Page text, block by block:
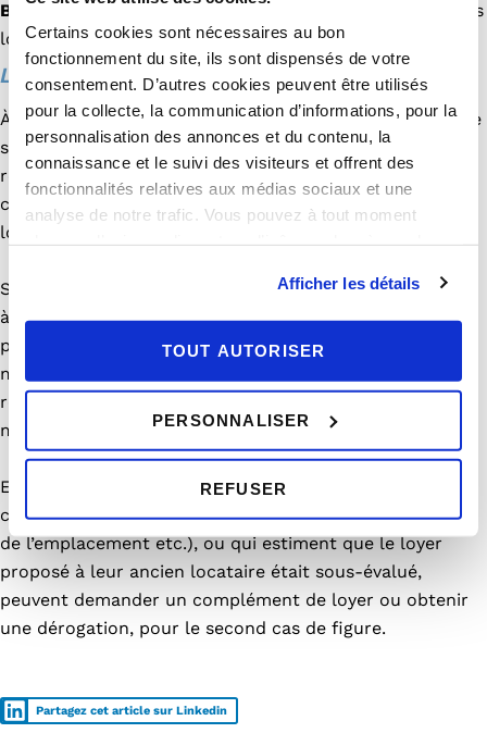
Certains cookies sont nécessaires au bon
fonctionnement du site, ils sont dispensés de votre
consentement. D’autres cookies peuvent être utilisés
pour la collecte, la communication d’informations, pour la
personnalisation des annonces et du contenu, la
connaissance et le suivi des visiteurs et offrent des
fonctionnalités relatives aux médias sociaux et une
analyse de notre trafic. Vous pouvez à tout moment
Afficher les détails
TOUT AUTORISER
PERSONNALISER
REFUSER
Bon à savoir: le plafonnement concerne le montant des
loyers hors charges.
Les cas qui peuvent échapper au dispositif
À contrario, les logements situés dans des résidences de
services gérées par un bailleur commercial (ex :
résidences étudiantes, de tourisme, séniors…), ainsi que
ceux remis en location après 18 mois de vacance
locative, ne sont pas concernés par le dispositif.
Si le logement subit des travaux de réhabilitation visant
à améliorer son confort, une réévaluation du loyer
pourra par ailleurs être proposée par le propriétaire. Le
montant des rénovations engagées devra alors
représenter 1 an de loyer pour les baux renouvelés et 6
mois pour une mise en location nouvelle.
Enfin, les bailleurs des logements qui justifient de
caractéristiques exceptionnelles (ex : qualité de la vue,
de l’emplacement etc.), ou qui estiment que le loyer
proposé à leur ancien locataire était sous-évalué,
peuvent demander un complément de loyer ou obtenir
une dérogation, pour le second cas de figure.
Partagez cet article sur Linkedin